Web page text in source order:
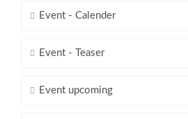
Event - Calender
Event - Teaser
Event upcoming